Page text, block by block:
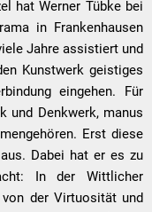
hat Werner Tübke bei
in Frankenhausen
Jahre assistiert und
Kunstwerk geistiges
eingehen. Für
und Denkwerk, manus
Erst diese
Dabei hat er es zu
In der Wittlicher
der Virtuosität und